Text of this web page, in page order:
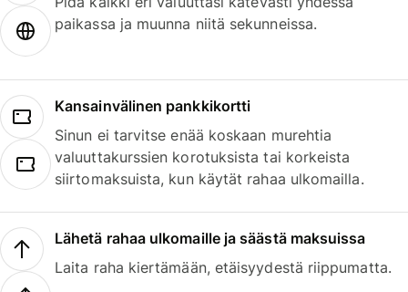
paikassa ja muunna niitä sekunneissa.
Kansainvälinen pankkikortti
Sinun ei tarvitse enää koskaan murehtia
valuuttakurssien korotuksista tai korkeista
siirtomaksuista, kun käytät rahaa ulkomailla.
Lähetä rahaa ulkomaille ja säästä maksuissa
Laita raha kiertämään, etäisyydestä riippumatta.